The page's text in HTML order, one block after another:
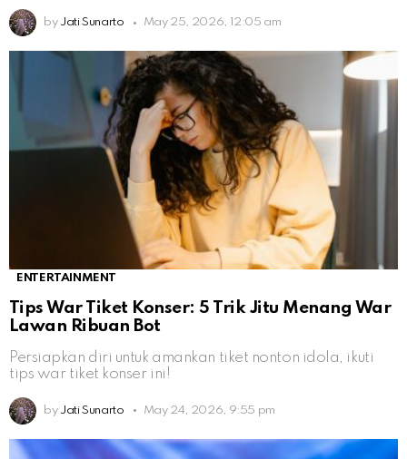
by Jati Sunarto May 25, 2026, 12:05 am
ENTERTAINMENT
Tips War Tiket Konser: 5 Trik Jitu Menang War
Lawan Ribuan Bot
Persiapkan diri untuk amankan tiket nonton idola, ikuti
tips war tiket konser ini!
by Jati Sunarto May 24, 2026, 9:55 pm